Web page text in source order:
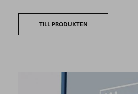
TILL PRODUKTEN